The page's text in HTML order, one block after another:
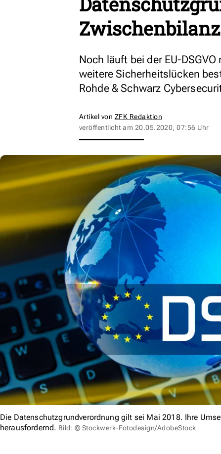
Zwischenbilanz
Noch läuft bei der EU-
weitere Sicherheitslücken
Rohde & Schwarz
Artikel von ZFK Redaktion
veröffentlicht am 20.05.2020, 07:56 Uhr
Die Datenschutzgrundverordnung gilt sei Mai 2018. Ihre
herausfordernd. Bild: © Stockwerk-Fotodesign/AdobeStock